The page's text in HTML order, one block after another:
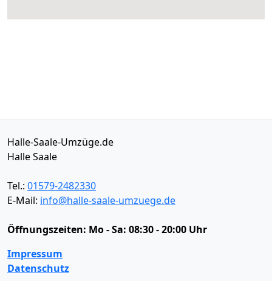
Halle-Saale-Umzüge.de
Halle Saale
Tel.: 01579-2482330
E-Mail: info@halle-saale-umzuege.de
Öffnungszeiten: Mo - Sa: 08:30 - 20:00 Uhr
Impressum
Datenschutz